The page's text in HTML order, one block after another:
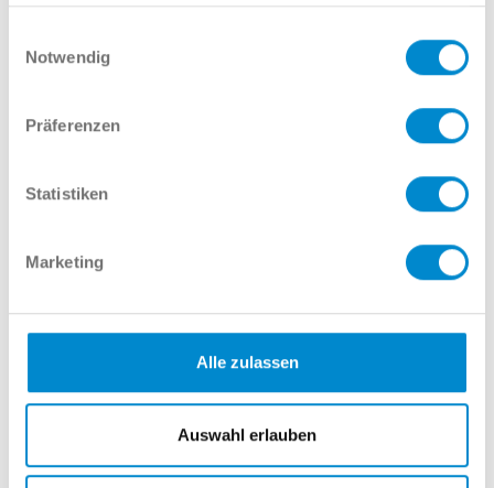
Notwendig
Präferenzen
Statistiken
Marketing
Alle zulassen
Auswahl erlauben
E-Mail
Nachricht